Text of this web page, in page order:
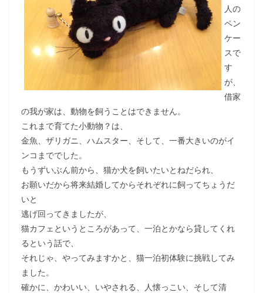
人の
ペン
ケー
スで
す
が、
借家
の我が家は、動物を飼うことはできません。
これまで育てた小動物？は、
金魚、ザリガニ、ハムスター、そして、一番大きいのがイ
ンコまででした。
もうずいぶん前から、猫か犬を飼いたいとねだられ、
お願いだから将来結婚してからそれぞれに飼ってちょうだ
いと
逃げ回ってきましたが、
猫カフェというところがあって、一泊とかなら貸してくれ
るという話で、
それじゃ、やってみますかと、猫一泊初体験に挑戦してみ
ました。
確かに、かわいい、いやされる、人懐っこい、そして清